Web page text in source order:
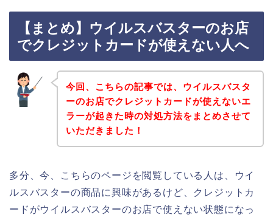
【まとめ】ウイルスバスターのお店
でクレジットカードが使えない人へ
今回、こちらの記事では、ウイルスバスタ
ーのお店でクレジットカードが使えないエ
ラーが起きた時の対処方法をまとめさせて
いただきました！
多分、今、こちらのページを閲覧している人は、ウイ
ルスバスターの商品に興味があるけど、クレジットカ
ードがウイルスバスターのお店で使えない状態になっ